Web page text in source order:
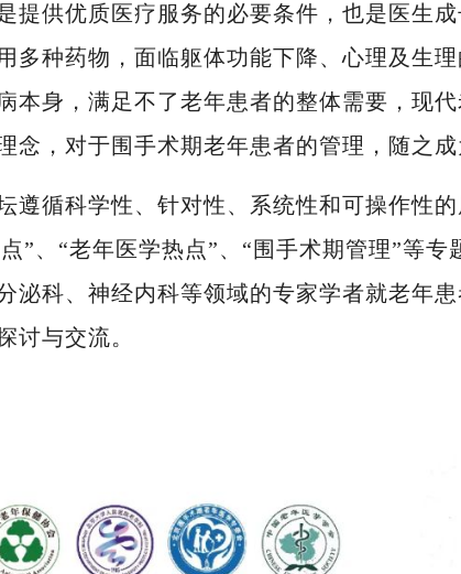
提供优质医疗服务的必要条件，也是医生
多种药物，面临躯体功能下降、心理及生
本身，满足不了老年患者的整体需要，现
念，对于围手术期老年患者的管理，随之成
遵循科学性、针对性、系统性和可操作性
”、“老年医学热点”、“围手术期管理”等
泌科、神经内科等领域的专家学者就老年
讨与交流。